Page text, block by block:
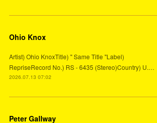
Ohio Knox
Artist) Ohio KnoxTitle) " Same Title "Label)
RepriseRecord No.) RS - 6435 (Stereo)Country) U.…
2026.07.13 07:02
Peter Gallway